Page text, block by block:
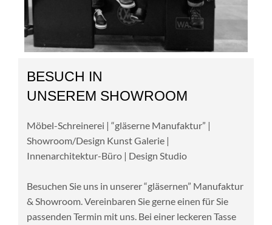
BESUCH IN
UNSEREM SHOWROOM
Möbel-Schreinerei | “gläserne Manufaktur” |
Showroom/Design Kunst Galerie |
Innenarchitektur-Büro | Design Studio
Besuchen Sie uns in unserer “gläsernen” Manufaktur
& Showroom. Vereinbaren Sie gerne einen für Sie
passenden Termin mit uns. Bei einer leckeren Tasse